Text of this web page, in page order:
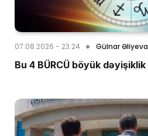
07.08.2026 - 23:24 Gülnar Əliyeva
Bu 4 BÜRCÜ böyük dəyişiklik